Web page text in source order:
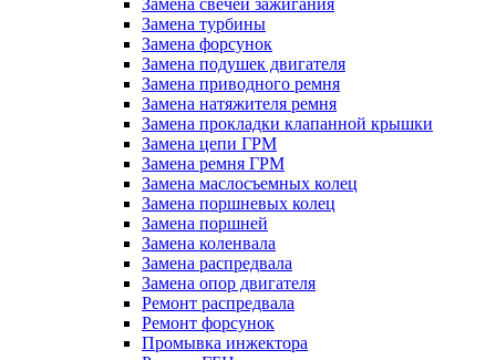
Замена турбины
Замена форсунок
Замена подушек двигателя
Замена приводного ремня
Замена натяжителя ремня
Замена прокладки клапанной крышки
Замена цепи ГРМ
Замена ремня ГРМ
Замена маслосъемных колец
Замена поршневых колец
Замена поршней
Замена коленвала
Замена распредвала
Замена опор двигателя
Ремонт распредвала
Ремонт форсунок
Промывка инжектора